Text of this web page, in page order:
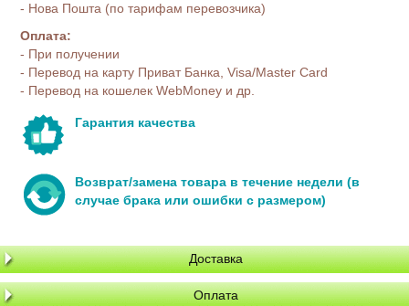
- Нова Пошта (по тарифам перевозчика)
Оплата:
- При получении
- Перевод на карту Приват Банка, Visa/Master Card
- Перевод на кошелек WebMoney и др.
Гарантия качества
Возврат/замена товара в течение недели (в
случае брака или ошибки с размером)
Доставка
Оплата